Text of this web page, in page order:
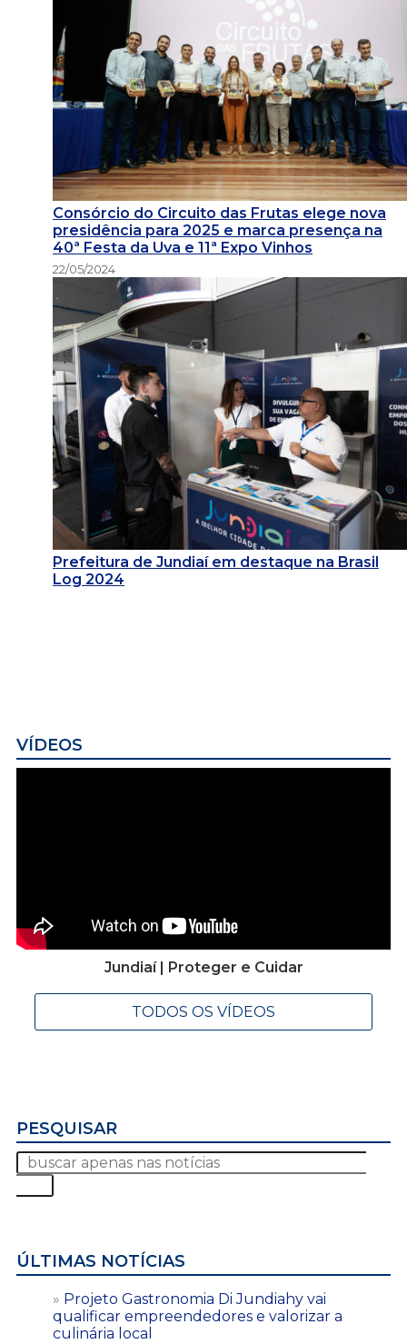
Consórcio do Circuito das Frutas elege nova
presidência para 2025 e marca presença na
40ª Festa da Uva e 11ª Expo Vinhos
22/05/2024
Prefeitura de Jundiaí em destaque na Brasil
Log 2024
VÍDEOS
Jundiaí | Proteger e Cuidar
TODOS OS VÍDEOS
PESQUISAR
ÚLTIMAS NOTÍCIAS
Projeto Gastronomia Di Jundiahy vai
qualificar empreendedores e valorizar a
culinária local